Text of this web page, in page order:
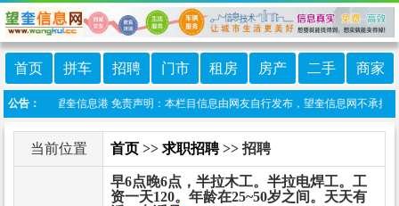
首页 拼车 招聘 门市 租房 房产 二手 商家
公告：
小程序:望奎信息港 免责声明：本栏目信息由网友自行发布，望奎信息网不承担
当前位置 首页 >> 求职招聘>> 招聘
早6点晚6点，半拉木工。半拉电焊工。工
资一天120。年龄在25~50岁之间。天天有